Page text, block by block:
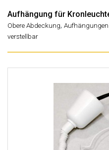
Aufhängung für
Obere Abdeckung, Aufhängungen
verstellbar